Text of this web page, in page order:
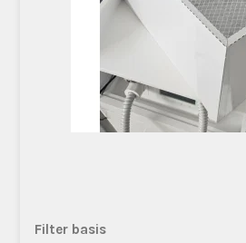
Filter basis